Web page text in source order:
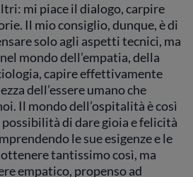
mi piace il dialogo, carpire
Il mio consiglio, dunque, è di
solo agli aspetti tecnici, ma
mondo dell’empatia, della
capire effettivamente
dell’essere umano che
Il mondo dell’ospitalità è così
di dare gioia e felicità
le sue esigenze e le
tantissimo così, ma
empatico, propenso ad